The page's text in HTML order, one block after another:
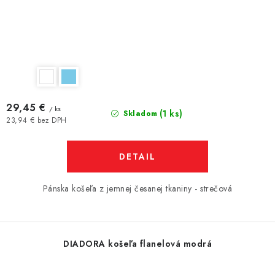
Skladom (1 ks)
23,94 € bez DPH
29,45 € / ks
DETAIL
Pánska košeľa z jemnej česanej tkaniny - strečová
DIADORA košeľa flanelová modrá